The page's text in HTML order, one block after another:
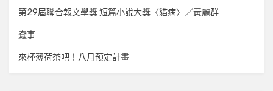
第29屆聯合報文學獎 短篇小說大獎〈貓病〉／黃麗群
蠢事
來杯薄荷茶吧！八月預定計畫